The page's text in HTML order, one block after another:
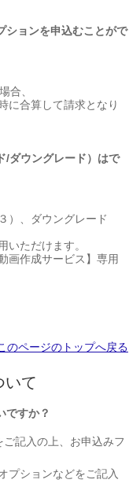
ションを申込むことがで
合、
に合算して請求となり
/ダウングレード）はで
）、ダウングレード
いただけます。
画作成サービス】専用
のページのトップへ戻る
いて
ですか？
ご記入の上、お申込みフ
プションなどをご記入